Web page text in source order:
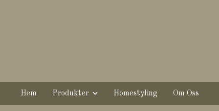
Hem Produkter Homestyling Om Oss